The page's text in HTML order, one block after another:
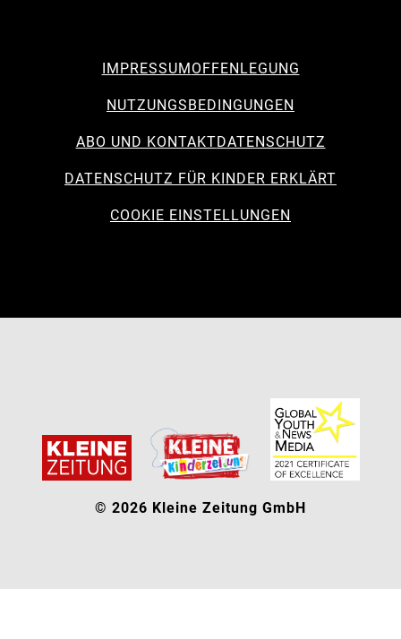
IMPRESSUMOFFENLEGUNG
NUTZUNGSBEDINGUNGEN
ABO UND KONTAKTDATENSCHUTZ
DATENSCHUTZ FÜR KINDER ERKLÄRT
COOKIE EINSTELLUNGEN
© 2026 Kleine Zeitung GmbH